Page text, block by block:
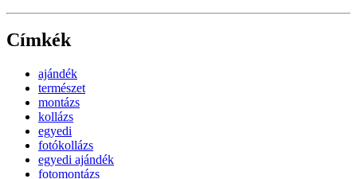
Címkék
ajándék
természet
montázs
kollázs
egyedi
fotókollázs
egyedi ajándék
fotomontázs